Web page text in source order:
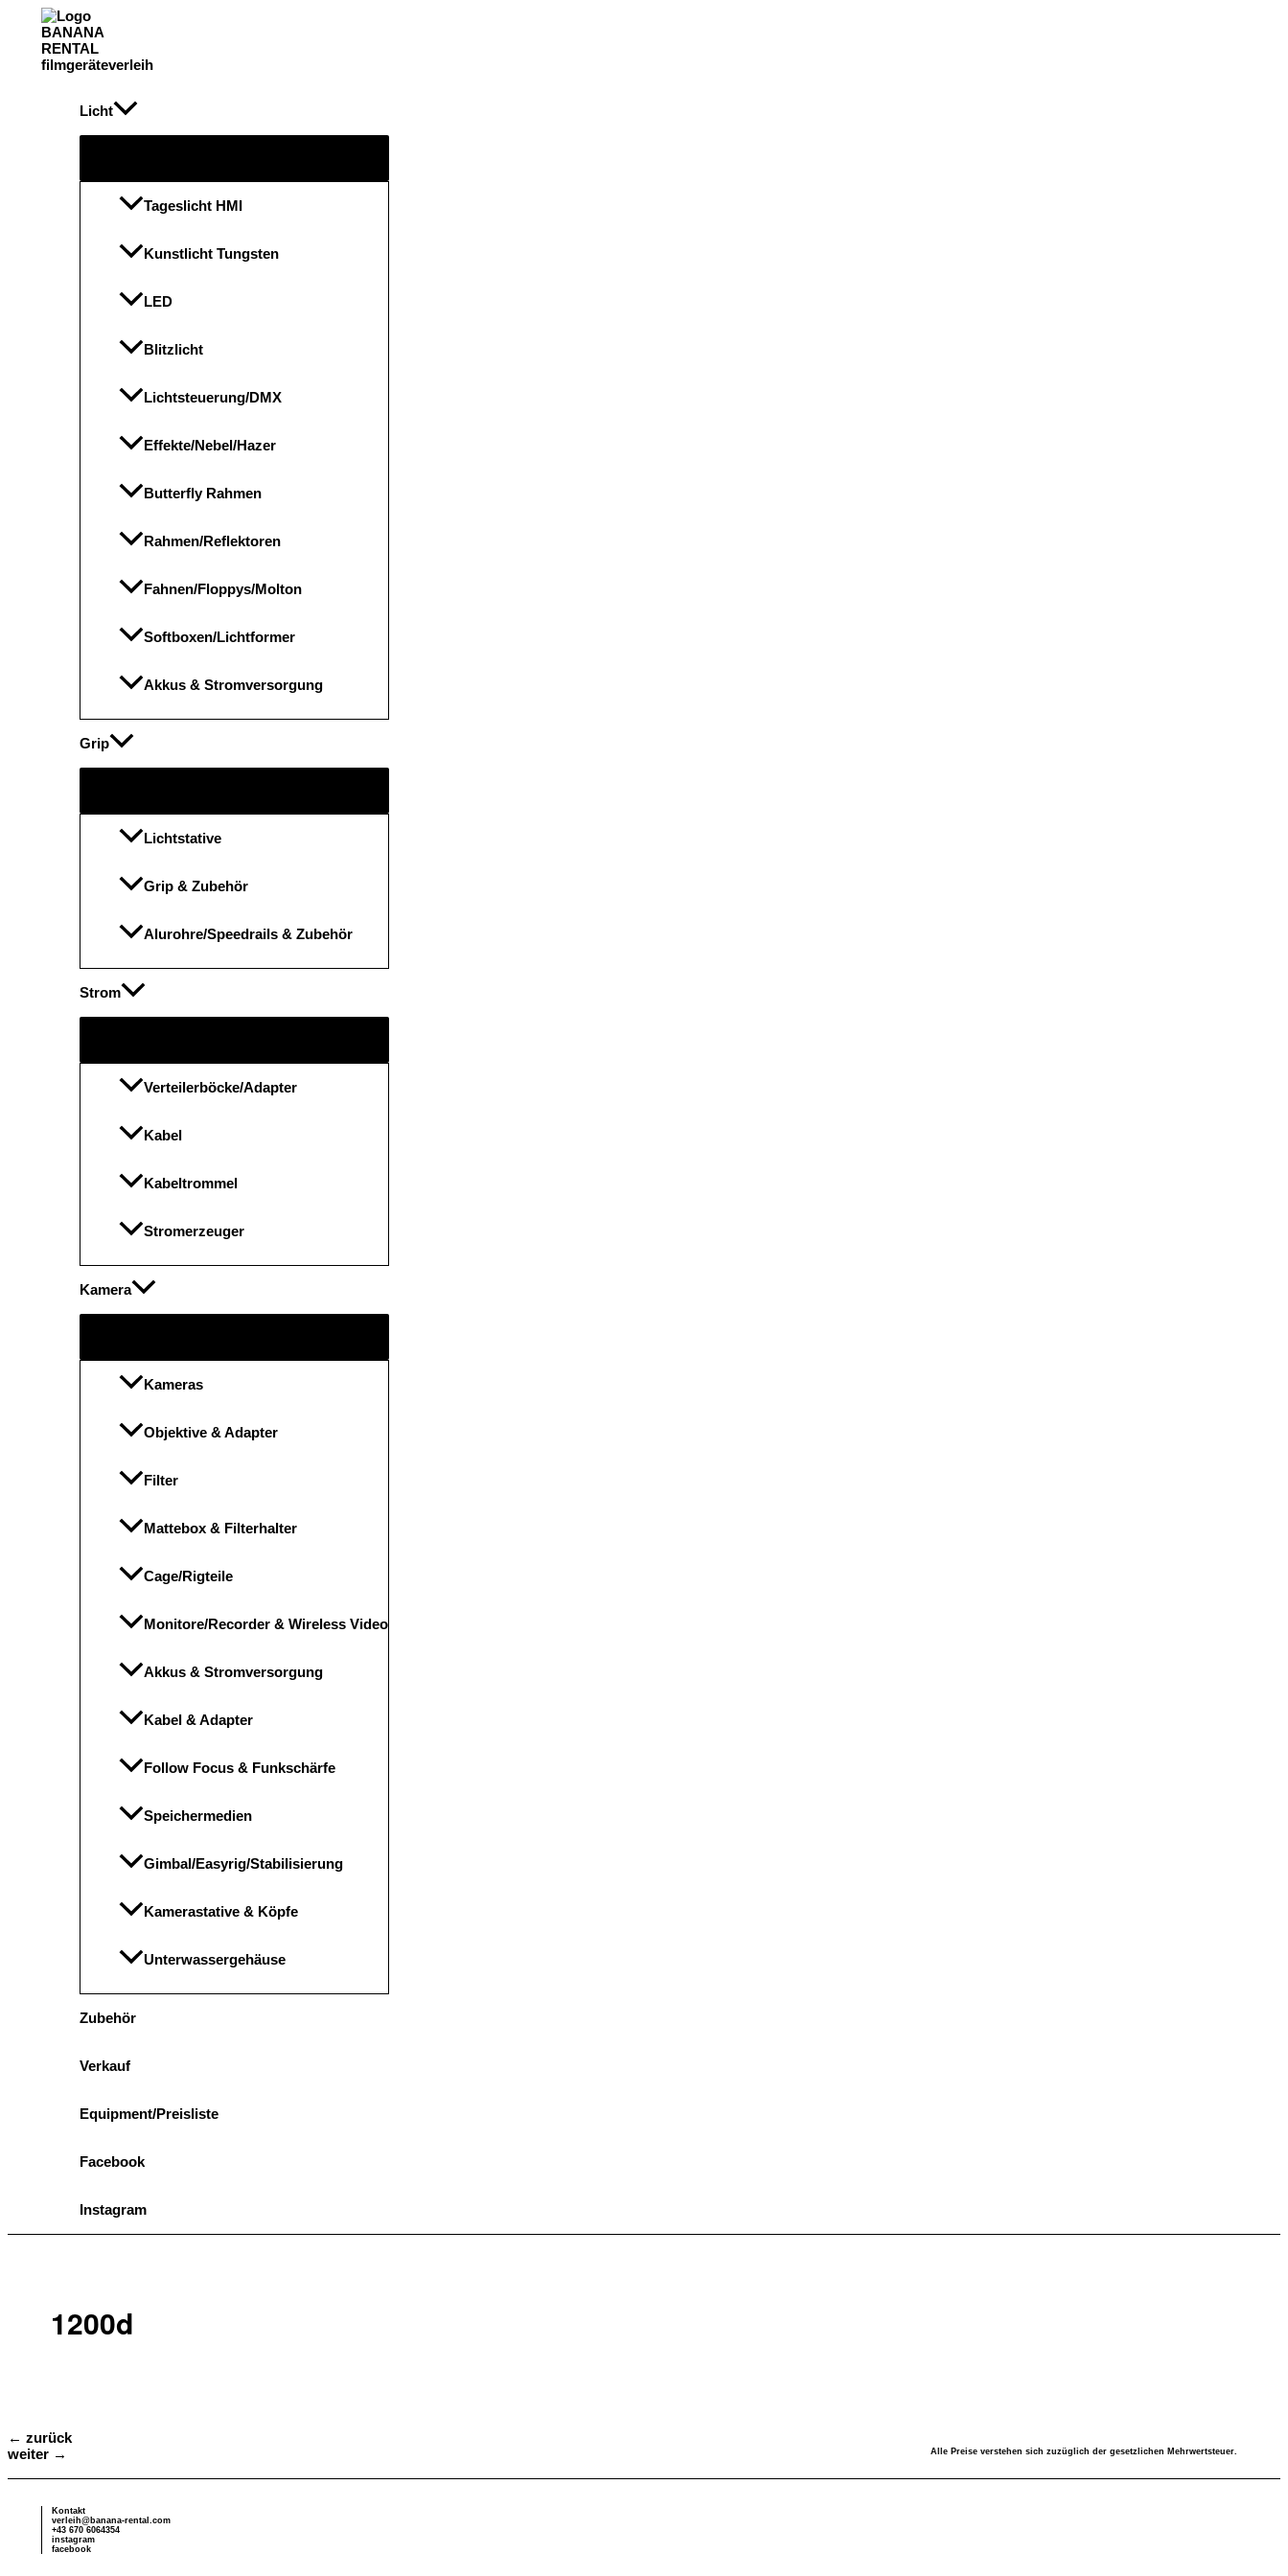
Inhalt
springen
Licht
Tageslicht HMI
Kunstlicht Tungsten
LED
Blitzlicht
Lichtsteuerung/DMX
Effekte/Nebel/Hazer
Butterfly Rahmen
Rahmen/Reflektoren
Fahnen/Floppys/Molton
Softboxen/Lichtformer
Akkus & Stromversorgung
Grip
Lichtstative
Grip & Zubehör
Alurohre/Speedrails & Zubehör
Strom
Verteilerböcke/Adapter
Kabel
Kabeltrommel
Stromerzeuger
Kamera
Kameras
Objektive & Adapter
Filter
Mattebox & Filterhalter
Cage/Rigteile
Monitore/Recorder & Wireless Video
Akkus & Stromversorgung
Kabel & Adapter
Follow Focus & Funkschärfe
Speichermedien
Gimbal/Easyrig/Stabilisierung
Kamerastative & Köpfe
Unterwassergehäuse
Zubehör
Verkauf
Equipment/Preisliste
Facebook
Instagram
1200d
Beitragsnavigation
← zurück
weiter → Alle Preise verstehen sich zuzüglich der gesetzlichen Mehrwertsteuer.
Kontakt
verleih@banana-rental.com
+43 670 6064354
instagram
facebook